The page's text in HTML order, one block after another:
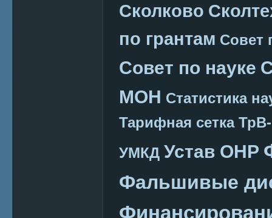
Сколково
по грантам Совет
Совет по науке
МОН Статистика
Тарифная сетка
УМКД Устав ОНР
Фальшивые